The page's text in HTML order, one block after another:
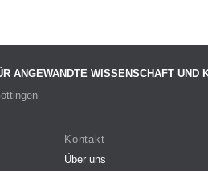
ANGEWANDTE WISSENSCHAFT UND
Kontakt
Über uns